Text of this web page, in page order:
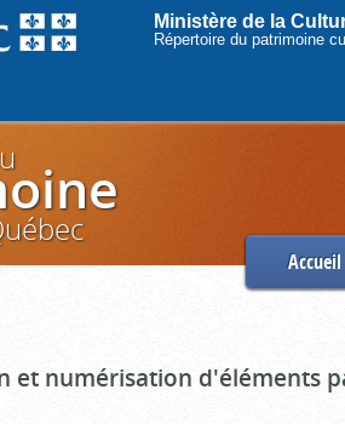
Ministère de la
Répertoire du patrimoine
Accueil
et numérisation d'éléments